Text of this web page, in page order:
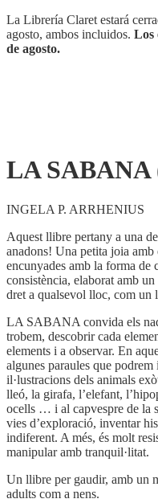
La Librería Claret estará
agosto, ambos incluidos. Los
de agosto.
LA SABANA
INGELA P. ARRHENIUS
Aquest llibre pertany a una
anadons! Una petita joia
encunyades amb la forma de
consistència, elaborat amb
dret a qualsevol lloc, com un
LA SABANA convida els
trobem, descobrir cada
elements i a observar. En
algunes paraules que
il·lustracions dels animals
lleó, la girafa, l’elefant,
ocells … i al capvespre de la
vies d’exploració, inventar
indiferent. A més, és molt
manipular amb tranquil·litat.
Un llibre per gaudir, amb un
adults com a nens.